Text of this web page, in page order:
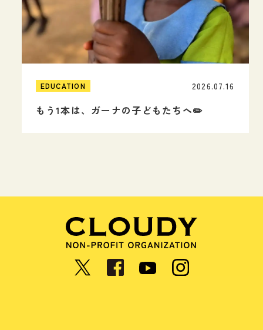
EDUCATION
もう1本は、ガーナの子どもたちへ✏️
2026.07.16